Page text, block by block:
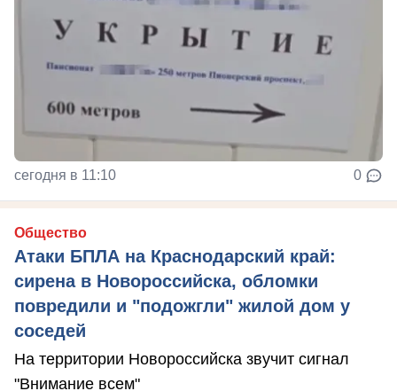
сегодня в 11:10 0
Общество
Атаки БПЛА на Краснодарский край:
сирена в Новороссийска, обломки
повредили и "подожгли" жилой дом у
соседей
На территории Новороссийска звучит сигнал
"Внимание всем"